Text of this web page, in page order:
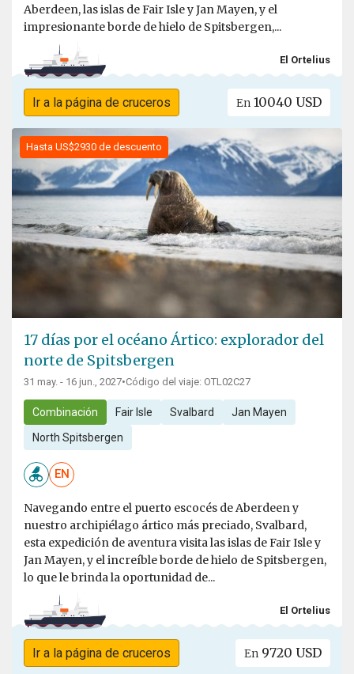
Aberdeen, las islas de Fair Isle y Jan Mayen, y el
impresionante borde de hielo de Spitsbergen,...
El Ortelius
Ir a la página de cruceros En 10040 USD
Hasta US$2930 de descuento
17 días por el océano Ártico: explorador del
norte de Spitsbergen
31 may. - 16 jun., 2027•Código del viaje: OTL02C27
Combinación Fair Isle Svalbard Jan Mayen
North Spitsbergen
EN
Navegando entre el puerto escocés de Aberdeen y
nuestro archipiélago ártico más preciado, Svalbard,
esta expedición de aventura visita las islas de Fair Isle y
Jan Mayen, y el increíble borde de hielo de Spitsbergen,
lo que le brinda la oportunidad de...
El Ortelius
Ir a la página de cruceros En 9720 USD